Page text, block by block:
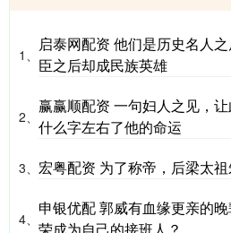
1、
启泰网配资 他们是历史名人
臣之后却成民族英雄
2、
赢赢顺配资 一句妇人之见，
什么字左右了他的命运
3、 宏粤配资 为了称帝，后梁太
4、
申银优配 郭威有血缘更亲的